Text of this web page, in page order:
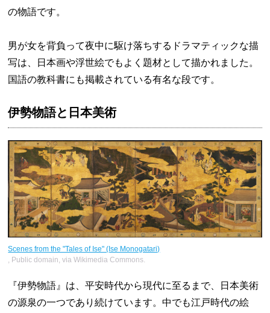
の物語です。
男が女を背負って夜中に駆け落ちするドラマティックな描
写は、日本画や浮世絵でもよく題材として描かれました。
国語の教科書にも掲載されている有名な段です。
伊勢物語と日本美術
Scenes from the "Tales of Ise" (Ise Monogatari)
, Public domain, via Wikimedia Commons.
『伊勢物語』は、平安時代から現代に至るまで、日本美術
の源泉の一つであり続けています。中でも江戸時代の絵